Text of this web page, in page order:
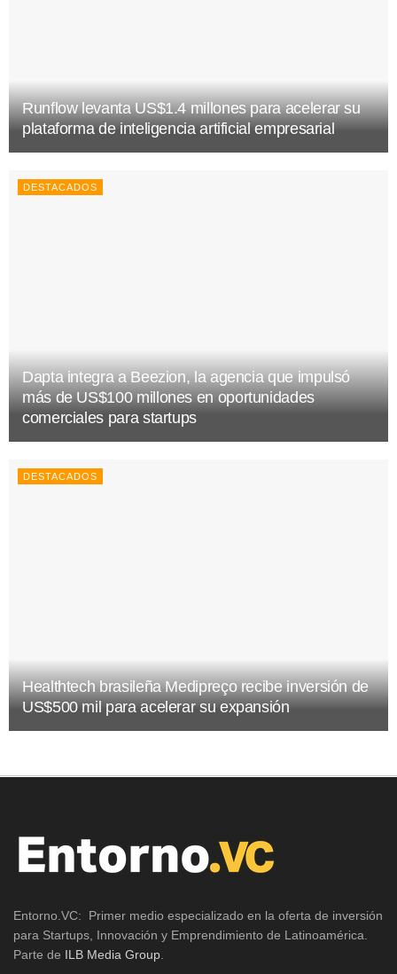
Runflow levanta US$1.4 millones para acelerar su
plataforma de inteligencia artificial empresarial
DESTACADOS
Dapta integra a Beezion, la agencia que impulsó
más de US$100 millones en oportunidades
comerciales para startups
DESTACADOS
Healthtech brasileña Medipreço recibe inversión de
US$500 mil para acelerar su expansión
Entorno.VC: Primer medio especializado en la oferta de inversión
para Startups, Innovación y Emprendimiento de Latinoamérica.
Parte de ILB Media Group